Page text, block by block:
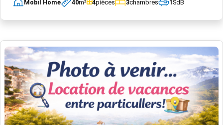
Mobil Home 40m² 4pièces 3chambres 1SdB